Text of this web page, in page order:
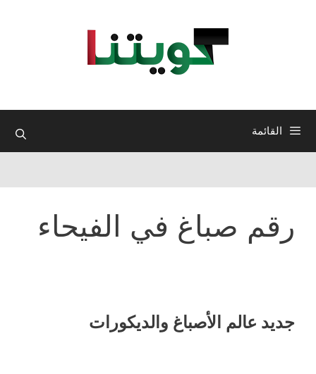
القائمة
رقم صباغ في الفيحاء
جديد عالم الأصباغ والديكورات